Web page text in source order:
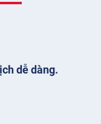
dễ dàng.